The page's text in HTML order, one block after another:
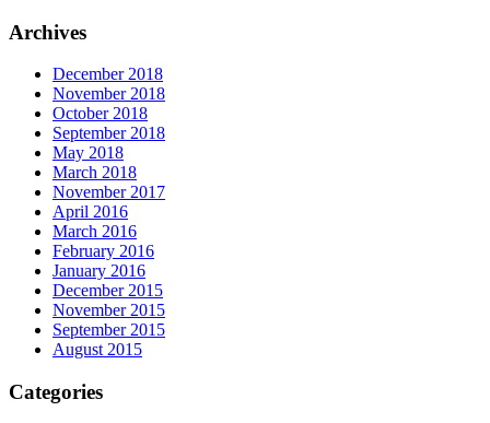
Archives
December 2018
November 2018
October 2018
September 2018
May 2018
March 2018
November 2017
April 2016
March 2016
February 2016
January 2016
December 2015
November 2015
September 2015
August 2015
Categories